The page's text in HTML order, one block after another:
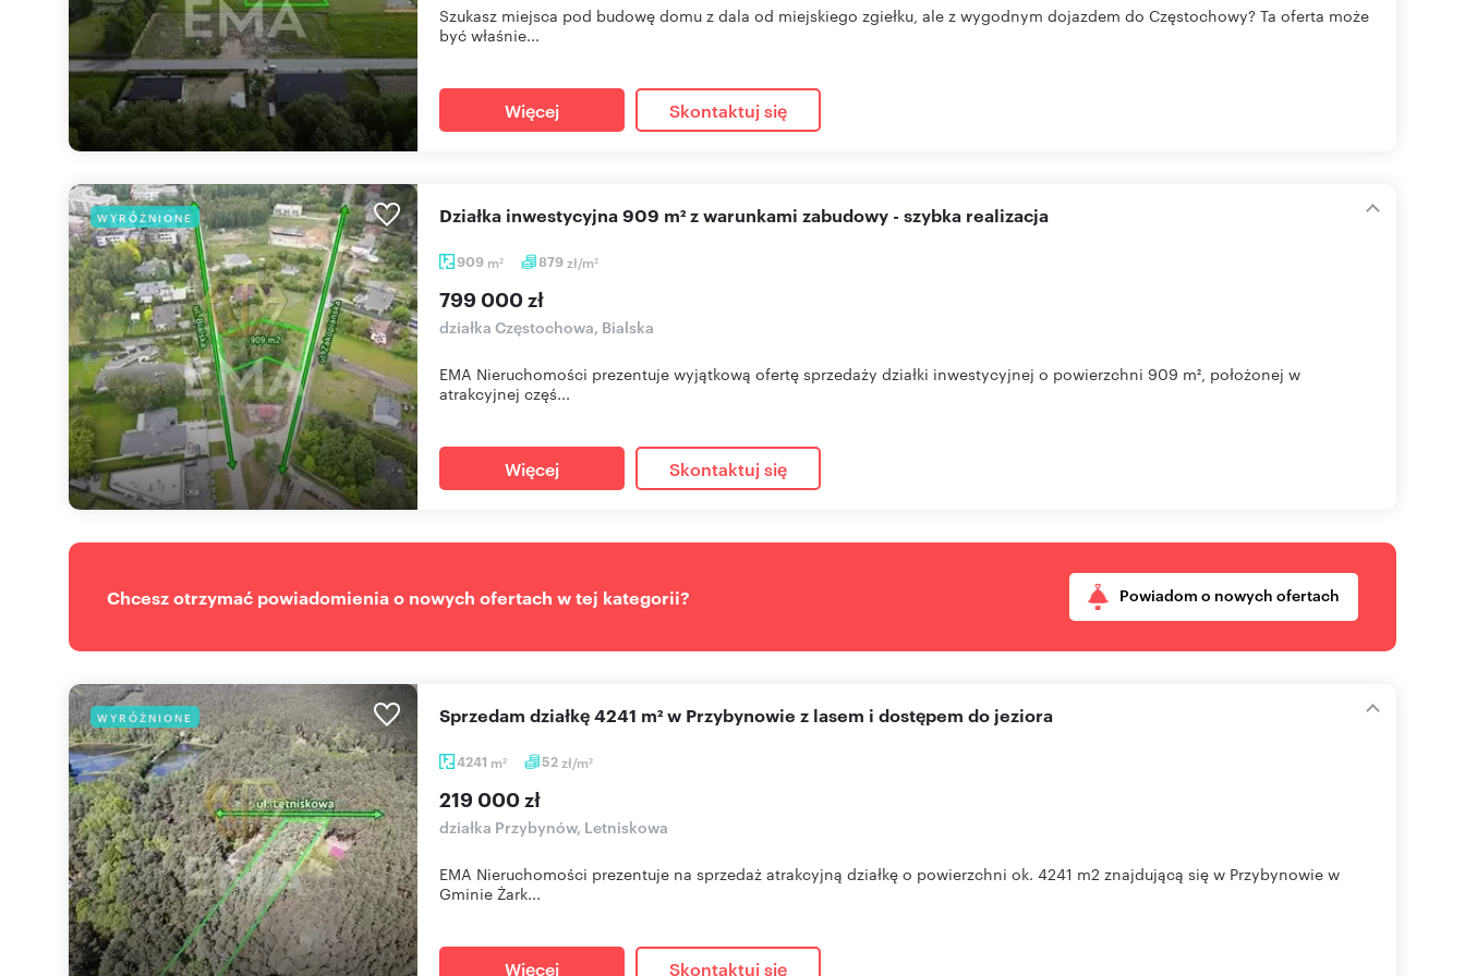
Szukasz miejsca pod budowę domu z dala od miejskiego zgiełku, ale z wygodnym dojazdem do Częstochowy? Ta oferta może
być właśnie...
Więcej Skontaktuj się
WYRÓŻNIONE
909 m2 879zł/m2
Działka inwestycyjna 909 m² z warunkami zabudowy - szybka realizacja
799 000 zł
działka Częstochowa, Bialska
EMA Nieruchomości prezentuje wyjątkową ofertę sprzedaży działki inwestycyjnej o powierzchni 909 m², położonej w
atrakcyjnej częś...
Więcej Skontaktuj się
Chcesz otrzymać powiadomienia o nowych ofertach w tej kategorii? Powiadom o nowych ofertach
WYRÓŻNIONE
4241 m2 52zł/m2
Sprzedam działkę 4241 m² w Przybynowie z lasem i dostępem do jeziora
219 000 zł
działka Przybynów, Letniskowa
EMA Nieruchomości prezentuje na sprzedaż atrakcyjną działkę o powierzchni ok. 4241 m2 znajdującą się w Przybynowie w
Gminie Żark...
Więcej Skontaktuj się